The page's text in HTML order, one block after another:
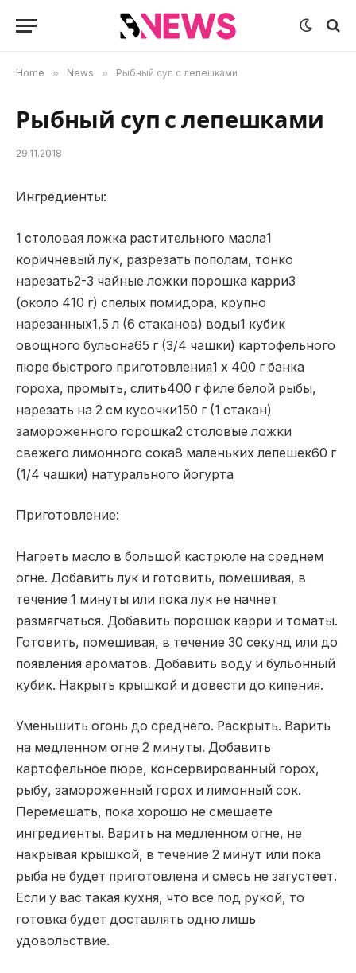
Home » News » Рыбный суп с лепешками
Рыбный суп с лепешками
29.11.2018
Ингредиенты:
1 столовая ложка растительного масла1
коричневый лук, разрезать пополам, тонко
нарезать2-3 чайные ложки порошка карри3
(около 410 г) спелых помидора, крупно
нарезанных1,5 л (6 стаканов) воды1 кубик
овощного бульона65 г (3/4 чашки) картофельного
пюре быстрого приготовления1 х 400 г банка
гороха, промыть, слить400 г филе белой рыбы,
нарезать на 2 см кусочки150 г (1 стакан)
замороженного горошка2 столовые ложки
свежего лимонного сока8 маленьких лепешек60 г
(1/4 чашки) натурального йогурта
Приготовление:
Нагреть масло в большой кастрюле на среднем
огне. Добавить лук и готовить, помешивая, в
течение 1 минуты или пока лук не начнет
размягчаться. Добавить порошок карри и томаты.
Готовить, помешивая, в течение 30 секунд или до
появления ароматов. Добавить воду и бульонный
кубик. Накрыть крышкой и довести до кипения.
Уменьшить огонь до среднего. Раскрыть. Варить
на медленном огне 2 минуты. Добавить
картофельное пюре, консервированный горох,
рыбу, замороженный горох и лимонный сок.
Перемешать, пока хорошо не смешаете
ингредиенты. Варить на медленном огне, не
накрывая крышкой, в течение 2 минут или пока
рыба не будет приготовлена и смесь не загустеет.
Если у вас такая кухня, что все под рукой, то
готовка будет доставлять одно лишь
удовольствие.